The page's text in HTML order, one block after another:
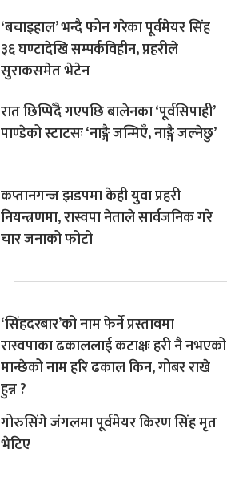
‘बचाइहाल’ भन्दै फोन गरेका पूर्वमेयर सिंह
३६ घण्टादेखि सम्पर्कविहीन, प्रहरीले
सुराकसमेत भेटेन
रात छिप्पिँदै गएपछि बालेनका ‘पूर्वसिपाही’
पाण्डेको स्टाटसः ‘नाङ्गै जन्मिएँ, नाङ्गै जल्नेछु’
कप्तानगन्ज झडपमा केही युवा प्रहरी
नियन्त्रणमा, रास्वपा नेताले सार्वजनिक गरे
चार जनाको फोटो
‘सिंहदरबार’को नाम फेर्ने प्रस्तावमा
रास्वपाका ढकाललाई कटाक्षः हरी नै नभएको
मान्छेको नाम हरि ढकाल किन, गोबर राखे
हुन्न ?
गोरुसिंगे जंगलमा पूर्वमेयर किरण सिंह मृत
भेटिए